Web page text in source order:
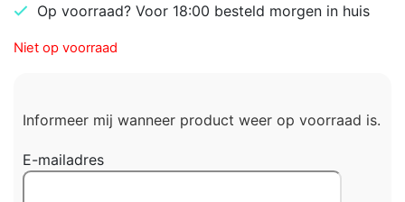
Op voorraad? Voor 18:00 besteld morgen in huis
Niet op voorraad
Informeer mij wanneer product weer op voorraad is.
E-mailadres